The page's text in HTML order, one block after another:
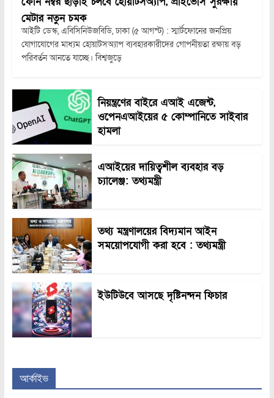
মেটার নতুন চমক
আইটি ডেস্ক, এবিসিনিউজবিডি, ঢাকা (৫ আগস্ট) : স্মার্টফোনের জনপ্রিয়
যোগাযোগের মাধ্যম হোয়াটসঅ্যাপ ব্যবহারকারীদের গোপনীয়তা রক্ষায় বড়
পরিবর্তন আনতে যাচ্ছে। বিশ্বজুড়ে
নিয়ন্ত্রণের বাইরে এআই এজেন্ট,
ওপেনএআইয়ের ৫ কোম্পানিতে সাইবার
হামলা
এআইয়ের দায়িত্বশীল ব্যবহার বড়
চ্যালেঞ্জ: তথ্যমন্ত্রী
তথ্য মন্ত্রণালয়ের বিদ্যমান আইন
সময়োপযোগী করা হবে : তথ্যমন্ত্রী
ইউটিউবে আসছে দৃষ্টিনন্দন ফিচার
আর্কাইভ